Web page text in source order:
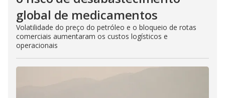
global de medicamentos
Volatilidade do preço do petróleo e o bloqueio de rotas
comerciais aumentaram os custos logísticos e
operacionais